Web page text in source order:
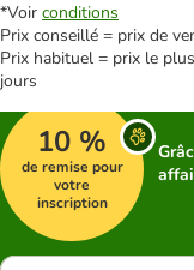
*Voir conditions
Prix conseillé = prix de
Prix habituel = prix le
jours
10 %
de remise pour
votre
inscription